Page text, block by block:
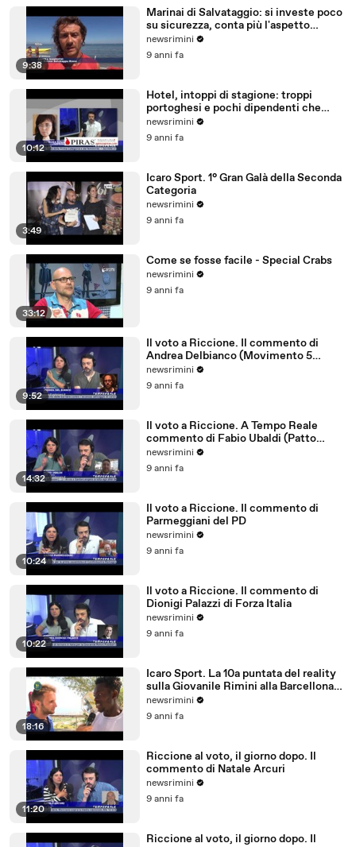
9:38
Marinai di Salvataggio: si investe poco
su sicurezza, conta più l'aspetto
economico
newsrimini
9 anni fa
10:12
Hotel, intoppi di stagione: troppi
portoghesi e pochi dipendenti che
parlano tedesco
newsrimini
9 anni fa
3:49
Icaro Sport. 1° Gran Galà della Seconda
Categoria
newsrimini
9 anni fa
33:12
Come se fosse facile - Special Crabs
newsrimini
9 anni fa
9:52
Il voto a Riccione. Il commento di
Andrea Delbianco (Movimento 5
Stelle)
newsrimini
9 anni fa
14:32
Il voto a Riccione. A Tempo Reale
commento di Fabio Ubaldi (Patto
Civico Riccione)
newsrimini
9 anni fa
10:24
Il voto a Riccione. Il commento di
Parmeggiani del PD
newsrimini
9 anni fa
10:22
Il voto a Riccione. Il commento di
Dionigi Palazzi di Forza Italia
newsrimini
9 anni fa
18:16
Icaro Sport. La 10a puntata del reality
sulla Giovanile Rimini alla Barcellona
Professional Cup
newsrimini
9 anni fa
11:20
Riccione al voto, il giorno dopo. Il
commento di Natale Arcuri
newsrimini
9 anni fa
Riccione al voto, il giorno dopo. Il